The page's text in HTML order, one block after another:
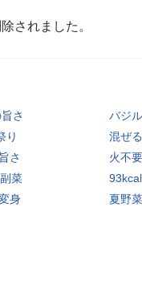
されました。
さ
バジ
り
混ぜ
さ
火不
菜
身
夏野